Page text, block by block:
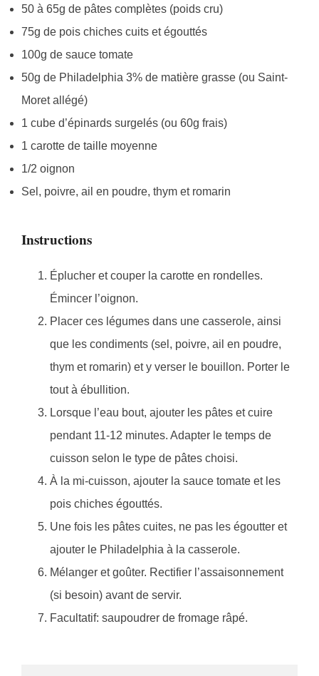
50 à 65g de pâtes complètes (poids cru)
75g de pois chiches cuits et égouttés
100g de sauce tomate
50g de Philadelphia 3% de matière grasse (ou Saint-
Moret allégé)
1 cube d’épinards surgelés (ou 60g frais)
1 carotte de taille moyenne
1/2 oignon
Sel, poivre, ail en poudre, thym et romarin
Instructions
Éplucher et couper la carotte en rondelles.
Émincer l’oignon.
Placer ces légumes dans une casserole, ainsi
que les condiments (sel, poivre, ail en poudre,
thym et romarin) et y verser le bouillon. Porter le
tout à ébullition.
Lorsque l’eau bout, ajouter les pâtes et cuire
pendant 11-12 minutes. Adapter le temps de
cuisson selon le type de pâtes choisi.
À la mi-cuisson, ajouter la sauce tomate et les
pois chiches égouttés.
Une fois les pâtes cuites, ne pas les égoutter et
ajouter le Philadelphia à la casserole.
Mélanger et goûter. Rectifier l’assaisonnement
(si besoin) avant de servir.
Facultatif: saupoudrer de fromage râpé.